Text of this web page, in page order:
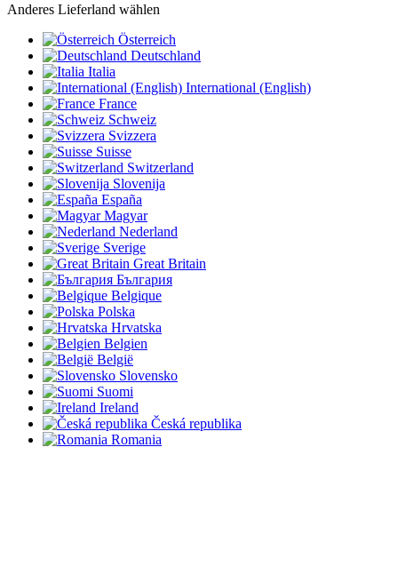
Anderes Lieferland wählen
Österreich
Deutschland
Italia
International (English)
France
Schweiz
Svizzera
Suisse
Switzerland
Slovenija
España
Magyar
Nederland
Sverige
Great Britain
България
Belgique
Polska
Hrvatska
Belgien
België
Slovensko
Suomi
Ireland
Česká republika
Romania